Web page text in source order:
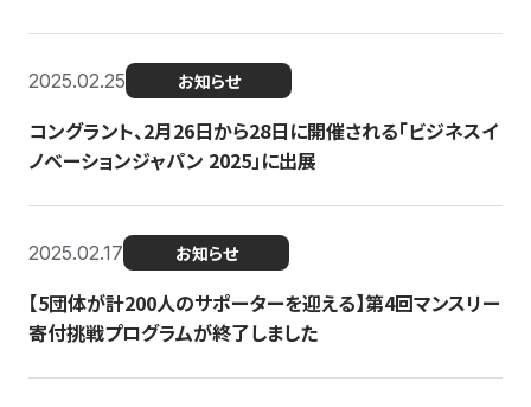
2025.02.25 お知らせ
コングラント、2月26日から28日に開催される「ビジネスイ
ノベーションジャパン 2025」に出展
2025.02.17 お知らせ
【5団体が計200人のサポーターを迎える】​​第4回マンスリー
寄付挑戦プログラムが終了しました